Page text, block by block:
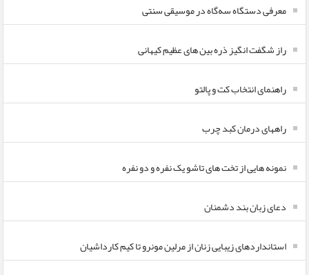
معرفی دستگاه سه‌گاه در موسیقی سنتی
راز شگفت انگیز ذره بین های عظیم کیهانی
راهنمای انتخاب کت و پالتو
راههای درمان کبد چرب
نمونه هایی از تخت های تاشو یک نفره و دو نفره
دعای زبان بند دشمنان
استانداردهای زیبایی زنان از مرلین مونرو تا کیم کارداشیان